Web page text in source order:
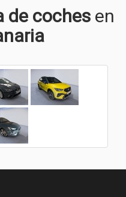
de cochesen